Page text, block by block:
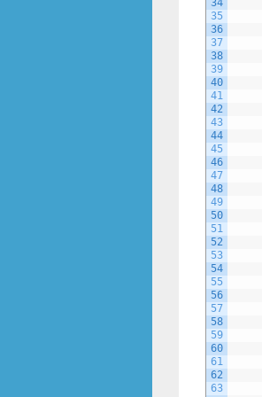
34
35
36
37
38
39
40
41
42
43
44
45
46
47
48
49
50
51
52
53
54
55
56
57
58
59
60
61
62
63